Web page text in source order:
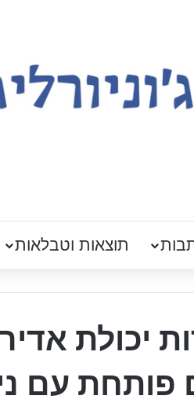
תוצאות וטבלאות
יכולת
עם